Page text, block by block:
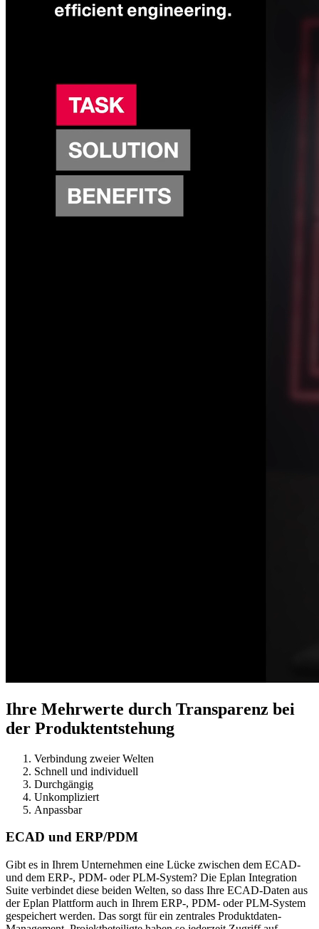
Ihre Mehrwerte durch Transparenz bei
der Produktentstehung
Verbindung zweier Welten
Schnell und individuell
Durchgängig
Unkompliziert
Anpassbar
ECAD und ERP/PDM
Gibt es in Ihrem Unternehmen eine Lücke zwischen dem ECAD-
und dem ERP-, PDM- oder PLM-System? Die Eplan Integration
Suite verbindet diese beiden Welten, so dass Ihre ECAD-Daten aus
der Eplan Plattform auch in Ihrem ERP-, PDM- oder PLM-System
gespeichert werden. Das sorgt für ein zentrales Produktdaten-